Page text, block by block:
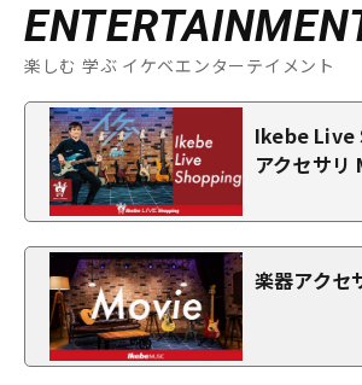
楽しむ 学ぶ イケベエンターテイメント
Ikebe Live
アクセサリ
楽器アクセ